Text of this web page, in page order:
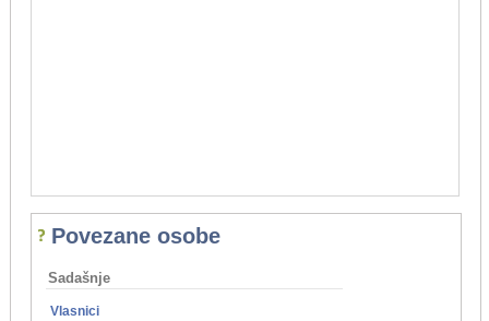
Povezane osobe
Sadašnje
Vlasnici